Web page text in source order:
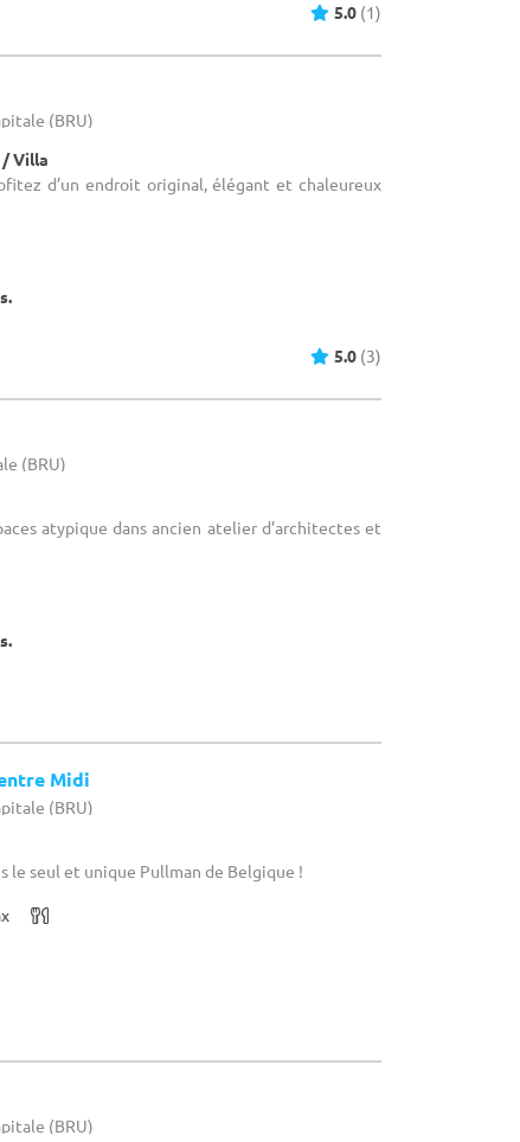
5.0 (1)
(BRU)
/ Villa
d’un endroit original, élégant et chaleureux
5.0 (3)
(BRU)
atypique dans ancien atelier d’architectes et
Midi
(BRU)
le seul et unique Pullman de Belgique !
(BRU)